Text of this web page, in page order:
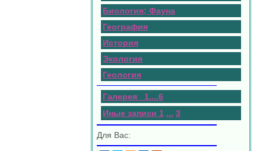
Биология; Фауна
География
История
Экология
Геология
Галерея 1....6
Иные записи 1 ... 3
Для Вас: